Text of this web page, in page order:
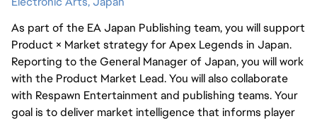
As part of the EA Japan Publishing team, you will support
Product × Market strategy for Apex Legends in Japan.
Reporting to the General Manager of Japan, you will work
with the Product Market Lead. You will also collaborate
with Respawn Entertainment and publishing teams. Your
goal is to deliver market intelligence that informs player